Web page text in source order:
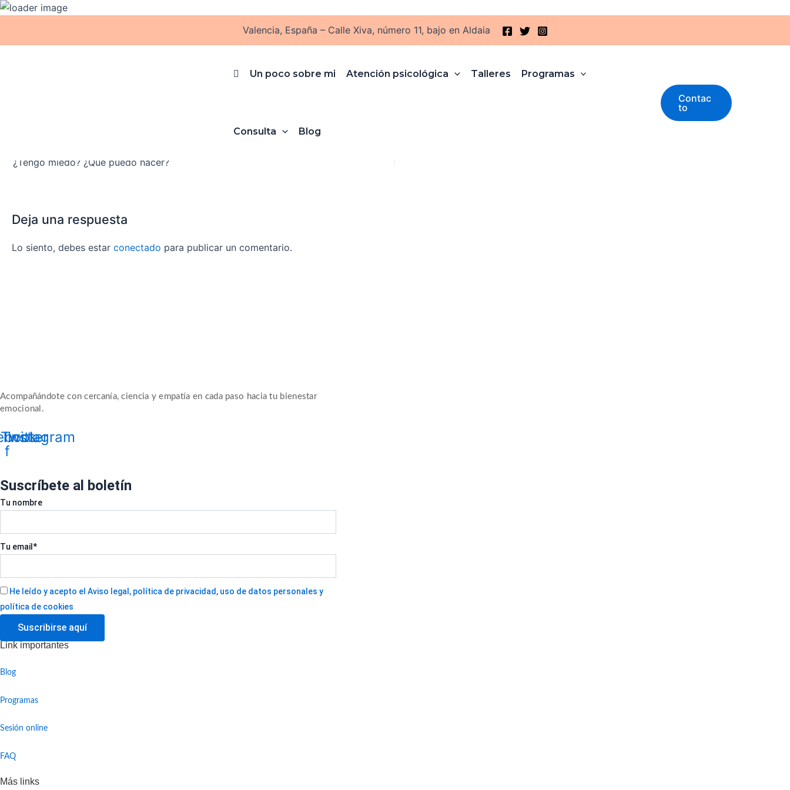
Ir
Valencia, España – Calle Xiva, número 11, bajo en Aldaia
Un poco sobre mi Atención psicológica Talleres Programas
Consulta Blog
Contac
to
27 enero, 2017
¿Tengo miedo? ¿Qué puedo hacer?
Deja una respuesta
Lo siento, debes estar conectado para publicar un comentario.
Acompañándote con cercanía, ciencia y empatía en cada paso hacia tu bienestar
emocional.
f
Twitter
Instagram
Suscríbete al boletín
Tu nombre
Tu email*
He leído y acepto el Aviso legal, política de privacidad, uso de datos personales y
política de cookies
Link importantes
Blog
Programas
Sesión online
FAQ
Más links